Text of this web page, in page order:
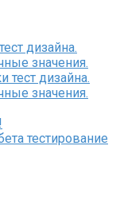
дизайна.
значения.
тест дизайна.
значения.
тестирование